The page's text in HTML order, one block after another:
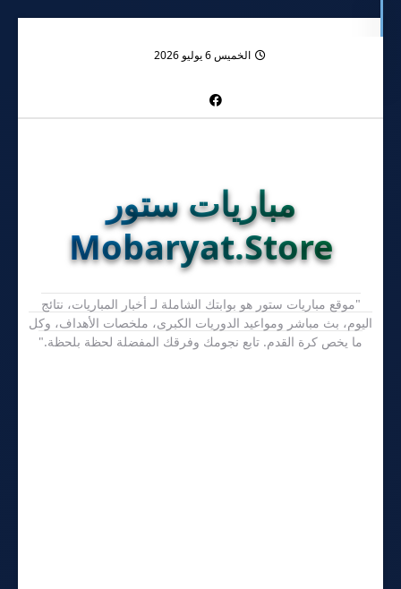
الخميس 6 يوليو 2026
مباريات ستور
Mobaryat.Store
"موقع مباريات ستور هو بوابتك الشاملة لـ أخبار المباريات، نتائج
اليوم، بث مباشر ومواعيد الدوريات الكبرى، ملخصات الأهداف، وكل
ما يخص كرة القدم. تابع نجومك وفرقك المفضلة لحظة بلحظة."